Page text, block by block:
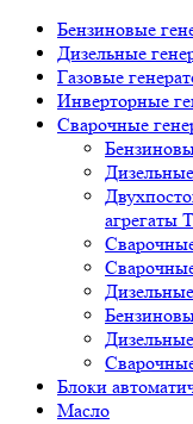
Бензиновые
Дизельные
Газовые
Инверторные
Сварочные
агрегаты
Блоки
Масло